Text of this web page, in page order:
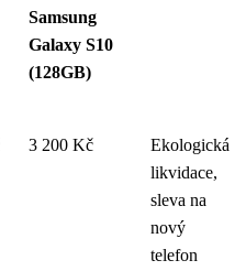
Samsung
Galaxy S10
(128GB)
3 200 Kč
Ekologická
likvidace,
sleva na
nový
telefon